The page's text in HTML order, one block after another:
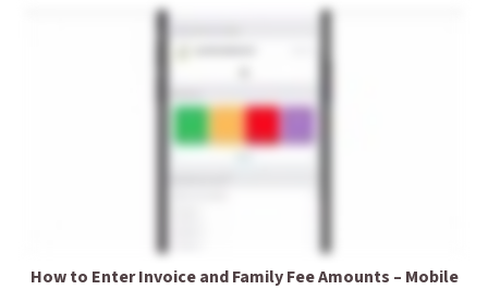
How to Enter Invoice and Family Fee Amounts – Mobile